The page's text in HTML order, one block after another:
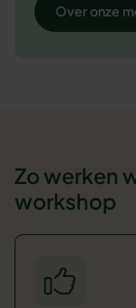
Over onze
Zo werken
workshop